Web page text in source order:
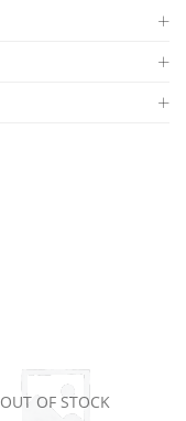
OUT OF STOCK